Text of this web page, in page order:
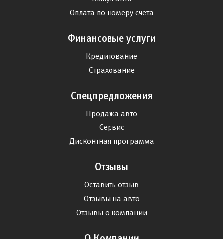
Оплата по номеру счета
Финансовые услуги
Кредитование
Страхование
Спецпредложения
Продажа авто
Сервис
Дисконтная программа
Отзывы
Оставить отзыв
Отзывы на авто
Отзывы о компании